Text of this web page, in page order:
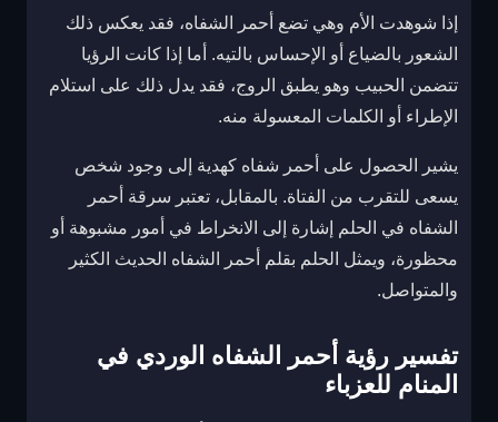
إذا شوهدت الأم وهي تضع أحمر الشفاه، فقد يعكس ذلك
الشعور بالضياع أو الإحساس بالتيه. أما إذا كانت الرؤيا
تتضمن الحبيب وهو يطبق الروج، فقد يدل ذلك على استلام
الإطراء أو الكلمات المعسولة منه.
يشير الحصول على أحمر شفاه كهدية إلى وجود شخص
يسعى للتقرب من الفتاة. بالمقابل، تعتبر سرقة أحمر
الشفاه في الحلم إشارة إلى الانخراط في أمور مشبوهة أو
محظورة، ويمثل الحلم بقلم أحمر الشفاه الحديث الكثير
والمتواصل.
تفسير رؤية أحمر الشفاه الوردي في
المنام للعزباء